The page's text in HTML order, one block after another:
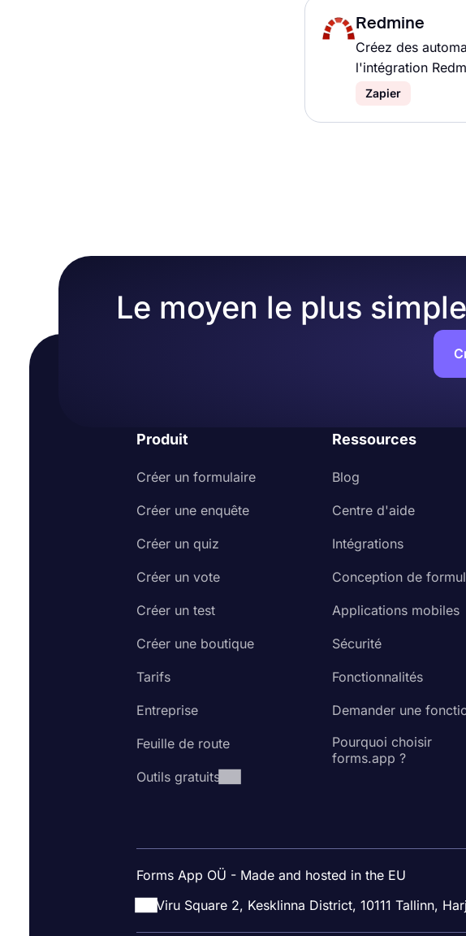
Redmine
Créez des
l'intégration
Zapier
Le moyen le plus
Produit
Créer un formulaire
Créer une enquête
Créer un quiz
Créer un vote
Créer un test
Créer une boutique
Tarifs
Entreprise
Feuille de route
Outils gratuits
Ressources
Blog
Centre d'aide
Intégrations
Conception de
Applications mobiles
Sécurité
Fonctionnalités
Demander une
Pourquoi choisir
forms.app ?
Forms App OÜ - Made and hosted in the EU
Viru Square 2, Kesklinna District, 10111 Tallinn,